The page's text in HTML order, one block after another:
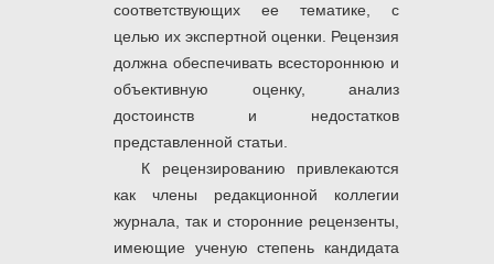
соответствующих ее тематике, с
целью их экспертной оценки. Рецензия
должна обеспечивать всестороннюю и
объективную оценку, анализ
достоинств и недостатков
представленной статьи.
К рецензированию привлекаются
как члены редакционной коллегии
журнала, так и сторонние рецензенты,
имеющие ученую степень кандидата